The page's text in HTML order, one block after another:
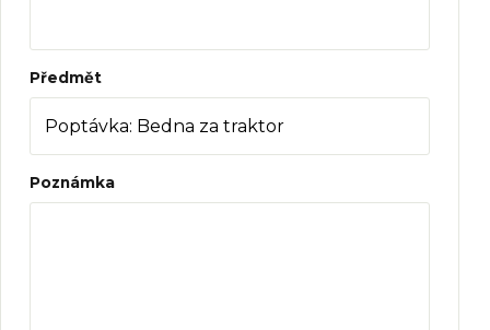
Předmět
Poznámka